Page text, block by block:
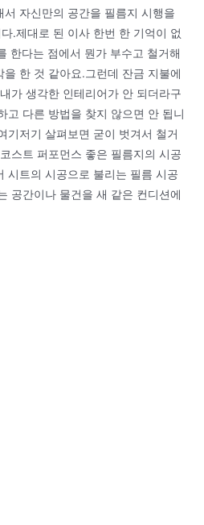
자신만의 공간을 필름지 시행을
.제대로 된 이사 한번 한 기억이 없
한다는 점에서 뭔가 부수고 철거해
한 것 같아요.그런데 잔금 지불에
가 생각한 인테리어가 안 되더라구
고 다른 방법을 찾지 않으면 안 됩니
기저기 살펴보면 굳이 벗겨서 철거
스트 퍼포먼스 좋은 필름지의 시공
시트의 시공으로 불리는 필름 시공
공간이나 물건을 새 같은 컨디션에